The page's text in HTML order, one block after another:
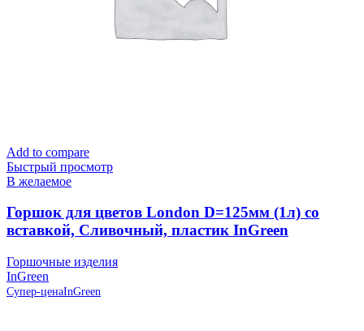
Add to compare
Быстрый просмотр
В желаемое
Горшок для цветов London D=125мм (1л) со
вставкой, Сливочный, пластик InGreen
Горшочные изделия
InGreen
Супер-ценаInGreen